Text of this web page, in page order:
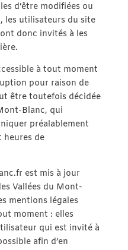
d’être modifiées ou
les utilisateurs du site
donc invités à les
à tout moment
pour raison de
être toutefois décidée
Blanc, qui
préalablement
heures de
est mis à jour
Vallées du Mont-
mentions légales
moment : elles
qui est invité à
afin d’en